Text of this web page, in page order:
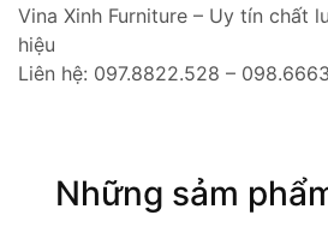
Vina Xinh Furniture – Uy tín chất
hiệu
Liên hệ: 097.8822.528 –
Những sảm